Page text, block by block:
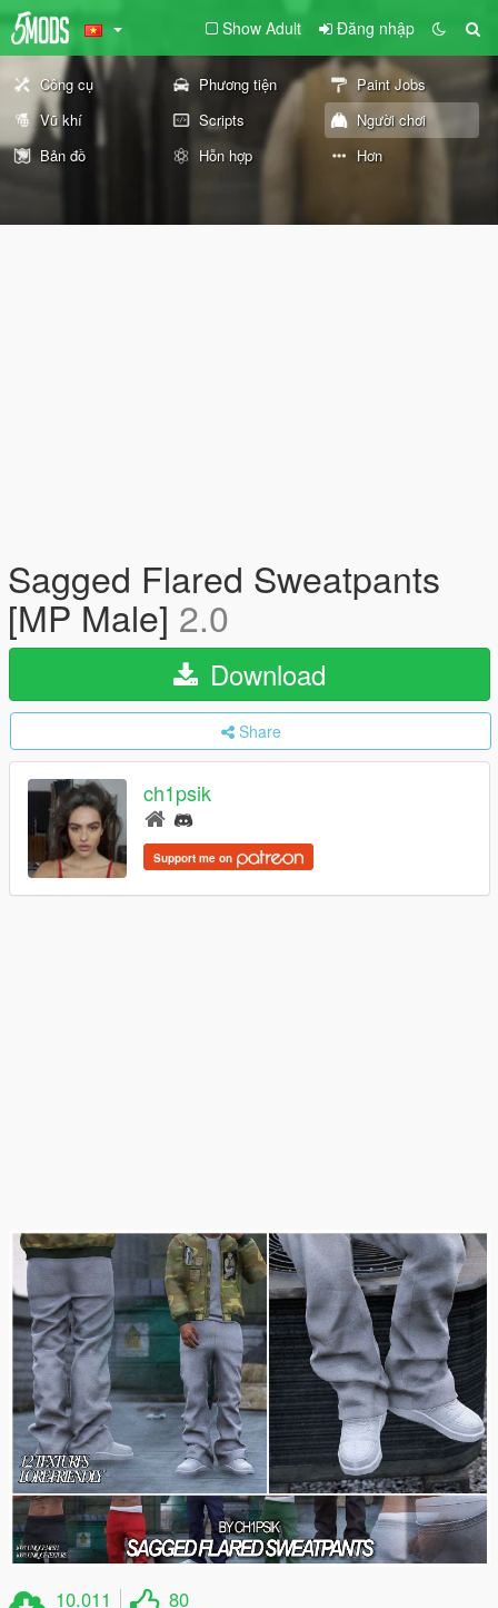
Show Adult Đăng nhập
Công cụ Phương tiện
Paint Jobs
Vũ khí
Scripts
Người chơi
Bản đồ
Hỗn hợp Hơn
Sagged Flared Sweatpants
[MP Male] 2.0
Download
Share
ch1psik
Support me on
10.011 80